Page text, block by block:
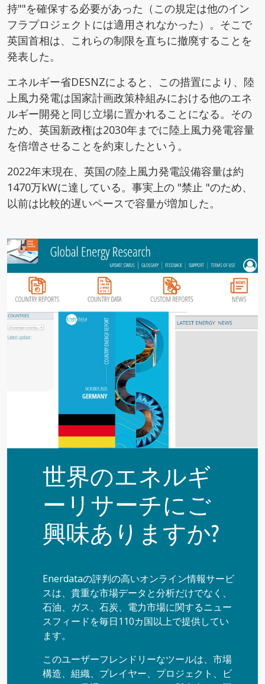
持""を確保する必要があった（この規定は他のイン
フラプロジェクトには適用されなかった）。そこで
英国首相は、これらの制限を直ちに撤廃することを
発表した。
エネルギー省DESNZによると、この措置により、陸
上風力発電は国家計画政策枠組みにおける他のエネ
ルギー開発と同じ立場に置かれることになる。その
ため、英国新政権は2030年までに陸上風力発電容量
を倍増させることを約束したという。
2022年末現在、英国の陸上風力発電設備容量は約
1470万kWに達している。事実上の "禁止 "のため、
以前は比較的遅いペースで容量が増加した。
世界のエネルギ
ーリサーチにご
興味ありますか?
Enerdataの評判の高いオンライン情報サービ
スは、貴重な市場データと分析だけでなく、
石油、ガス、石炭、電力市場に関するニュー
スフィードを毎日110カ国以上で提供してい
ます。
このユーザーフレンドリーなツールは、市場
構造、組織、プレイヤー、プロジェクト、ビ